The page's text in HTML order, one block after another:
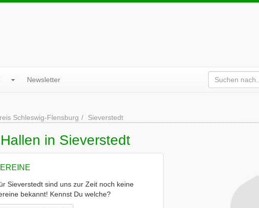
Newsletter
Schleswig-Flensburg Sieverstedt
in Sieverstedt
Sieverstedt sind uns zur Zeit noch keine
bekannt! Kennst Du welche?